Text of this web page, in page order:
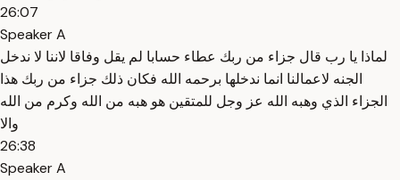
26:07
Speaker A
لماذا يا رب قال جزاء من ربك عطاء حسابا لم يقل وفاقا لاننا لا ندخل
الجنه لاعمالنا انما ندخلها برحمه الله فكان ذلك جزاء من ربك هذا
الجزاء الذي وهبه الله عز وجل للمتقين هو هبه من الله وكرم من الله
والا
26:38
Speaker A